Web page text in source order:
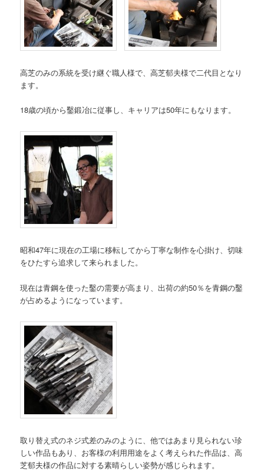
高芝のみの系統を受け継ぐ職人様で、高芝郁夫様で二代目となり
ます。
18歳の頃から鑿鍛冶に従事し、キャリアは50年にもなります。
昭和47年に現在の工場に移転してから丁寧な制作を心掛け、切味
をひたすら追求して来られました。
現在は青鋼を使った鑿の需要が高まり、出荷の約50％を青鋼の鑿
が占めるようになっています。
取り替え式のネジ式差のみのように、他ではあまり見られない珍
しい作品もあり、お客様の利用用途をよく考えられた作品は、高
芝郁夫様の作品に対する素晴らしい姿勢が感じられます。